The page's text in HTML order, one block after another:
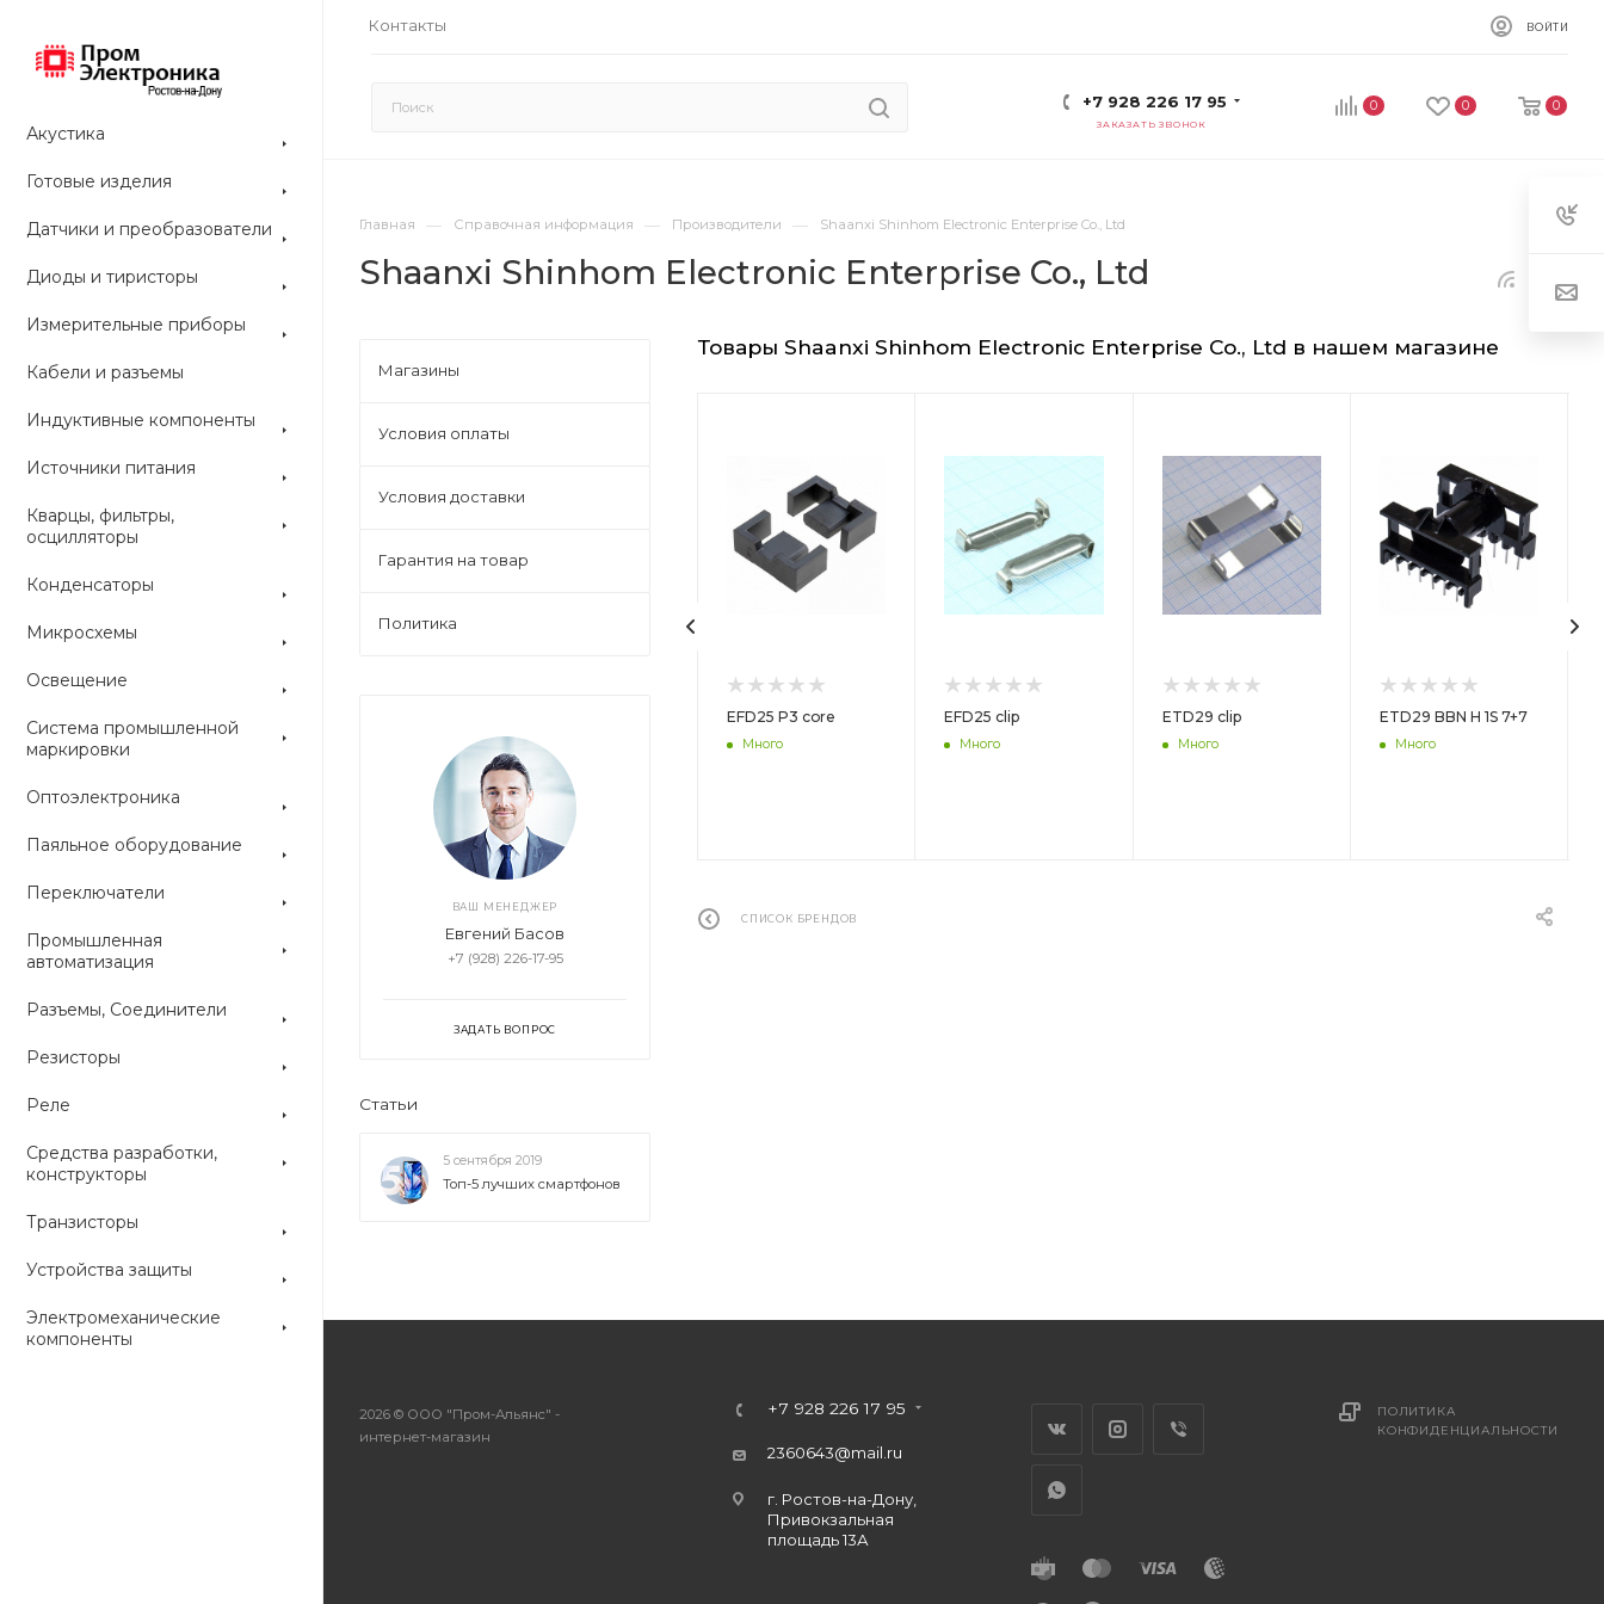
Контакты ВОЙТИ
0 0 0
+7 928 226 17 95
ЗАКАЗАТЬ ЗВОНОК
Акустика
Готовые изделия
Датчики и преобразователи
Диоды и тиристоры
Измерительные приборы
Кабели и разъемы
Индуктивные компоненты
Источники питания
Кварцы, фильтры,
осцилляторы
Конденсаторы
Микросхемы
Освещение
Система промышленной
маркировки
Оптоэлектроника
Паяльное оборудование
Переключатели
Промышленная
автоматизация
Разъемы, Соединители
Резисторы
Реле
Средства разработки,
конструкторы
Транзисторы
Устройства защиты
Электромеханические
компоненты
Главная — Справочная информация — Производители — Shaanxi Shinhom Electronic Enterprise Co., Ltd
Shaanxi Shinhom Electronic Enterprise Co., Ltd
Товары Shaanxi Shinhom Electronic Enterprise Co., Ltd в нашем магазине
Много Много
EFD25 P3 core
Много
EFD25 clip
Много
ETD29 clip
Много
ETD29 BBN H 1S 7+7
Много
СПИСОК БРЕНДОВ
Магазины
Условия оплаты
Условия доставки
Гарантия на товар
Политика
ВАШ МЕНЕДЖЕР
Евгений Басов
+7 (928) 226-17-95
ЗАДАТЬ ВОПРОС
Статьи
5 сентября 2019
Топ-5 лучших смартфонов
2026 © ООО "Пром-Альянс" -
интернет-магазин
+7 928 226 17 95
2360643@mail.ru
г. Ростов-на-Дону,
Привокзальная
площадь 13А
ПОЛИТИКА
КОНФИДЕНЦИАЛЬНОСТИ